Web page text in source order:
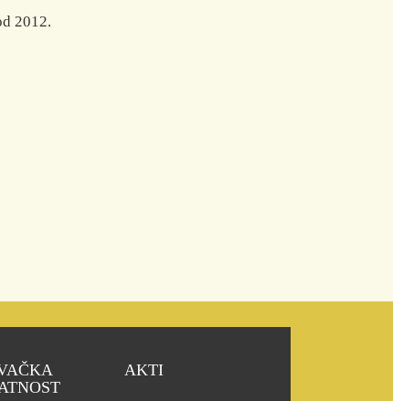
2012.
AKTI